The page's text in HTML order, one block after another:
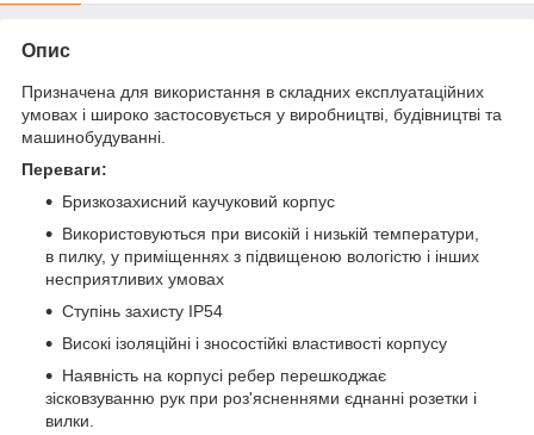
Опис
Призначена для використання в складних експлуатаційних
умовах і широко застосовується у виробництві, будівництві та
машинобудуванні.
Переваги:
Бризкозахисний каучуковий корпус
Використовуються при високій і низькій температури,
в пилку, у приміщеннях з підвищеною вологістю і інших
несприятливих умовах
Ступінь захисту IP54
Високі ізоляційні і зносостійкі властивості корпусу
Наявність на корпусі ребер перешкоджає
зісковзуванню рук при роз'ясненнями єднанні розетки і
вилки.